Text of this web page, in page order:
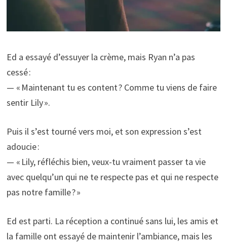
Ed a essayé d’essuyer la crème, mais Ryan n’a pas
cessé :
— « Maintenant tu es content ? Comme tu viens de faire
sentir Lily ».
Puis il s’est tourné vers moi, et son expression s’est
adoucie :
— « Lily, réfléchis bien, veux-tu vraiment passer ta vie
avec quelqu’un qui ne te respecte pas et qui ne respecte
pas notre famille ? »
Ed est parti. La réception a continué sans lui, les amis et
la famille ont essayé de maintenir l’ambiance, mais les